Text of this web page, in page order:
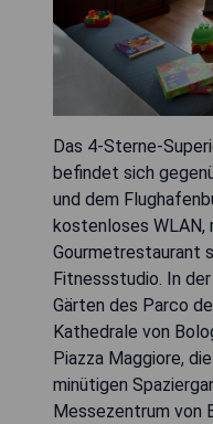
Das 4-Sterne-
befindet sich
und dem
kostenloses WLAN,
Gourmetrestaurant
Fitnessstudio. In
Gärten des Parco
Kathedrale von
Piazza Maggiore,
minütigen
Messezentrum von